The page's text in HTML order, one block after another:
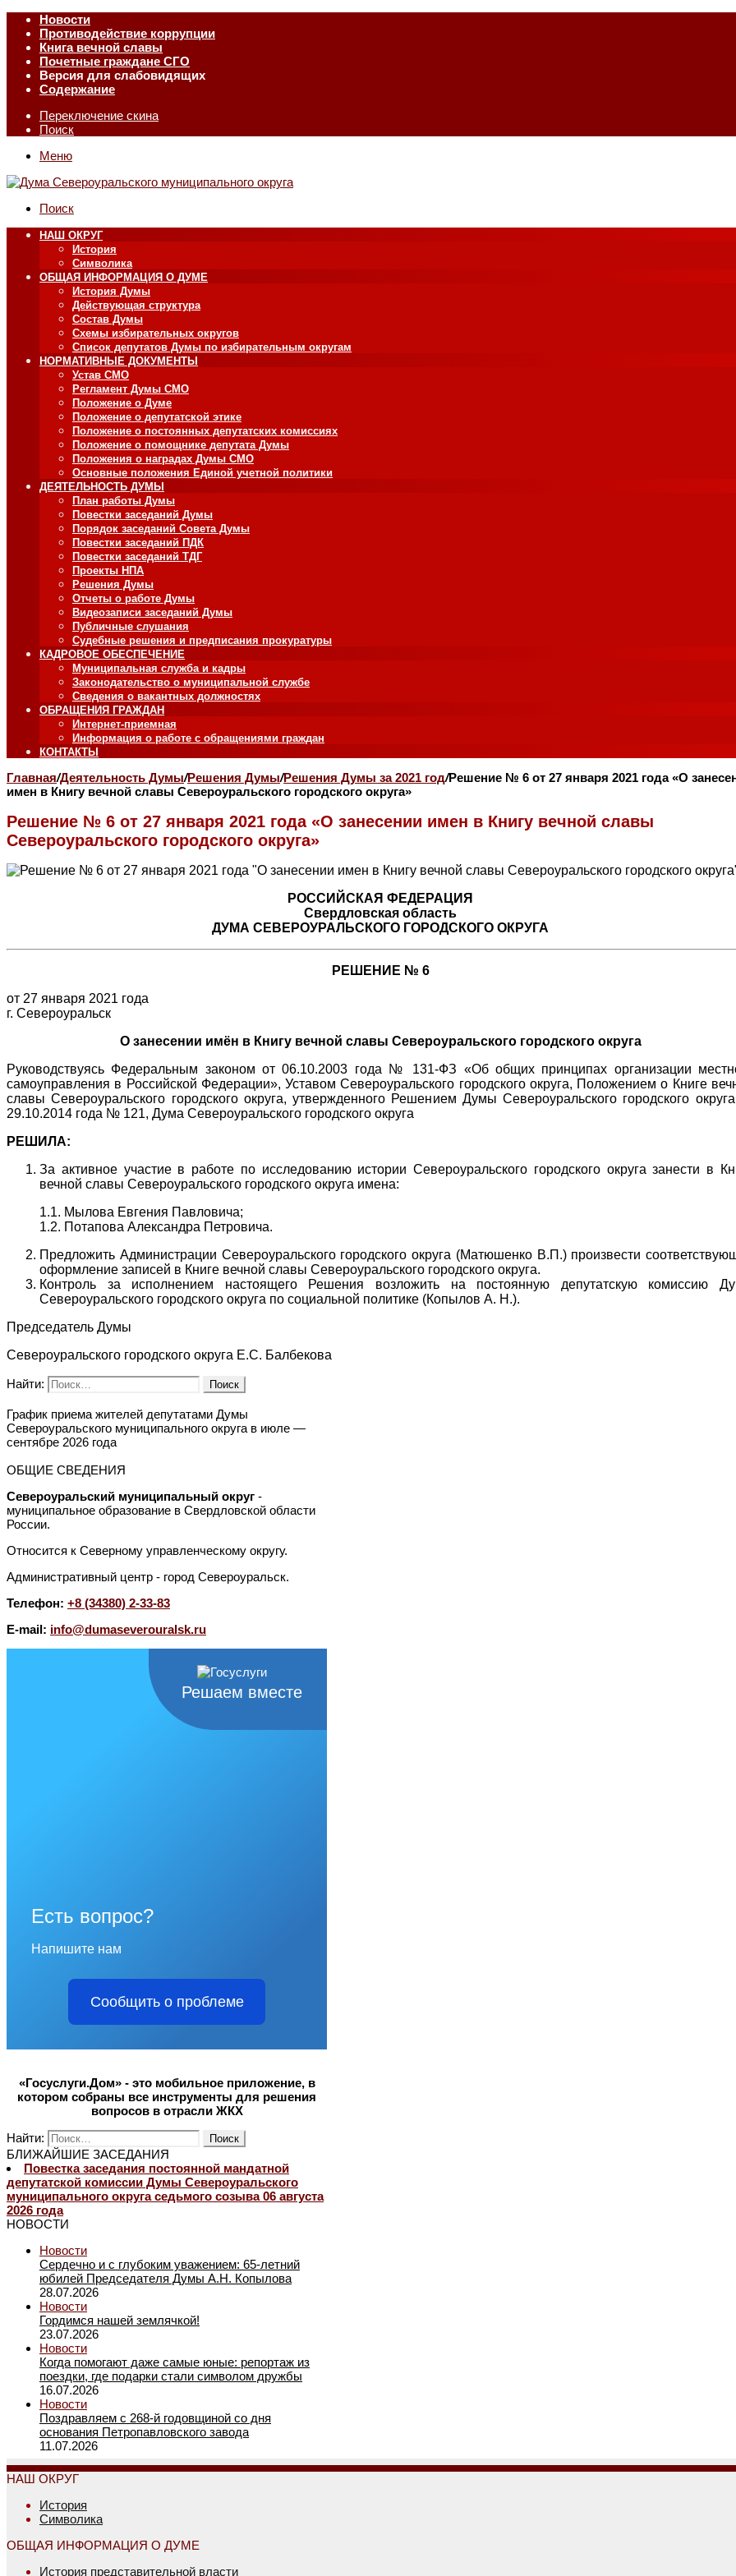
Новости
Противодействие коррупции
Книга вечной славы
Почетные граждане СГО
Версия для слабовидящих
Содержание
Переключение скина
Поиск
Меню
Поиск
НАШ ОКРУГ
История
Символика
ОБЩАЯ ИНФОРМАЦИЯ О ДУМЕ
История Думы
Действующая структура
Состав Думы
Схемы избирательных округов
Список депутатов Думы по избирательным округам
НОРМАТИВНЫЕ ДОКУМЕНТЫ
Устав СМО
Регламент Думы СМО
Положение о Думе
Положение о депутатской этике
Положение о постоянных депутатских комиссиях
Положение о помощнике депутата Думы
Положения о наградах Думы СМО
Основные положения Единой учетной политики
ДЕЯТЕЛЬНОСТЬ ДУМЫ
План работы Думы
Повестки заседаний Думы
Порядок заседаний Совета Думы
Повестки заседаний ПДК
Повестки заседаний ТДГ
Проекты НПА
Решения Думы
Отчеты о работе Думы
Видеозаписи заседаний Думы
Публичные слушания
Судебные решения и предписания прокуратуры
КАДРОВОЕ ОБЕСПЕЧЕНИЕ
Муниципальная служба и кадры
Законодательство о муниципальной службе
Сведения о вакантных должностях
ОБРАЩЕНИЯ ГРАЖДАН
Интернет-приемная
Информация о работе с обращениями граждан
КОНТАКТЫ
Главная/Деятельность Думы/Решения Думы/Решения Думы за 2021 год/Решение № 6 от 27 января 2021 года «О
имен в Книгу вечной славы Североуральского городского округа»
Решение № 6 от 27 января 2021 года «О занесении имен в Книгу вечной славы
Североуральского городского округа»
РОССИЙСКАЯ ФЕДЕРАЦИЯ
Свердловская область
ДУМА СЕВЕРОУРАЛЬСКОГО ГОРОДСКОГО ОКРУГА
РЕШЕНИЕ № 6
от 27 января 2021 года
г. Североуральск
О занесении имён в Книгу вечной славы Североуральского городского округа
Руководствуясь Федеральным законом от 06.10.2003 года № 131-ФЗ «Об общих принципах организации
самоуправления в Российской Федерации», Уставом Североуральского городского округа, Положением о Книге
славы Североуральского городского округа, утвержденного Решением Думы Североуральского городского
29.10.2014 года № 121, Дума Североуральского городского округа
РЕШИЛА:
За активное участие в работе по исследованию истории Североуральского городского округа занести в
вечной славы Североуральского городского округа имена:
1.1. Мылова Евгения Павловича;
1.2. Потапова Александра Петровича.
Предложить Администрации Североуральского городского округа (Матюшенко В.П.) произвести
оформление записей в Книге вечной славы Североуральского городского округа.
Контроль за исполнением настоящего Решения возложить на постоянную депутатскую комиссию
Североуральского городского округа по социальной политике (Копылов А. Н.).
Председатель Думы
Североуральского городского округа Е.С. Балбекова
Найти:
График приема жителей депутатами Думы
Североуральского муниципального округа в июле —
сентябре 2026 года
ОБЩИЕ СВЕДЕНИЯ
Североуральский муниципальный округ -
муниципальное образование в Свердловской области
России.
Относится к Северному управленческому округу.
Административный центр - город Североуральск.
Телефон: +8 (34380) 2-33-83
E-mail: info@dumaseverouralsk.ru
Решаем вместе
Есть вопрос?
Напишите нам
Сообщить о проблеме
«Госуслуги.Дом» - это мобильное приложение, в
котором собраны все инструменты для решения
вопросов в отрасли ЖКХ
Найти:
БЛИЖАЙШИЕ ЗАСЕДАНИЯ
Повестка заседания постоянной мандатной
депутатской комиссии Думы Североуральского
муниципального округа седьмого созыва 06 августа
2026 года
НОВОСТИ
Новости
Сердечно и с глубоким уважением: 65-летний
юбилей Председателя Думы А.Н. Копылова
28.07.2026
Новости
Гордимся нашей землячкой!
23.07.2026
Новости
Когда помогают даже самые юные: репортаж из
поездки, где подарки стали символом дружбы
16.07.2026
Новости
Поздравляем с 268-й годовщиной со дня
основания Петропавловского завода
11.07.2026
НАШ ОКРУГ
История
Символика
ОБЩАЯ ИНФОРМАЦИЯ О ДУМЕ
История представительной власти